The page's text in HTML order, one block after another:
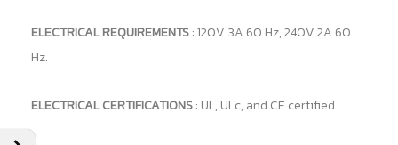
ELECTRICAL REQUIREMENTS: 120V 3A 60 Hz, 240V 2A 60
Hz.
ELECTRICAL CERTIFICATIONS: UL, ULc, and CE certified.